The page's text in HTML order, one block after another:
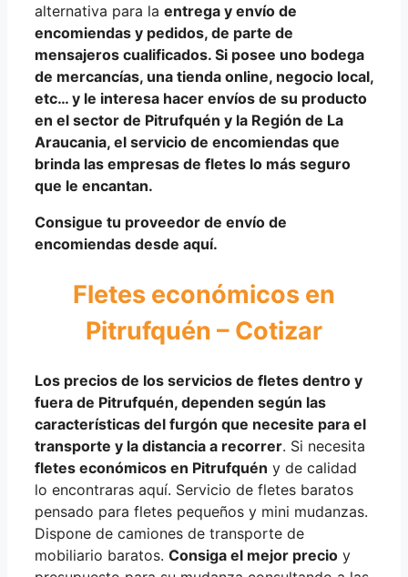
alternativa para la entrega y envío de
encomiendas y pedidos, de parte de
mensajeros cualificados. Si posee uno bodega
de mercancías, una tienda online, negocio local,
etc… y le interesa hacer envíos de su producto
en el sector de Pitrufquén y la Región de La
Araucania, el servicio de encomiendas que
brinda las empresas de fletes lo más seguro
que le encantan.
Consigue tu proveedor de envío de
encomiendas desde aquí.
Fletes económicos en
Pitrufquén – Cotizar
Los precios de los servicios de fletes dentro y
fuera de Pitrufquén, dependen según las
características del furgón que necesite para el
transporte y la distancia a recorrer. Si necesita
fletes económicos en Pitrufquén y de calidad
lo encontraras aquí. Servicio de fletes baratos
pensado para fletes pequeños y mini mudanzas.
Dispone de camiones de transporte de
mobiliario baratos. Consiga el mejor precio y